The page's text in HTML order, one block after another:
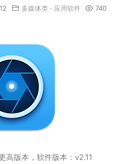
多媒体类 · 应用软件
740
高版本，软件版本：v2.11